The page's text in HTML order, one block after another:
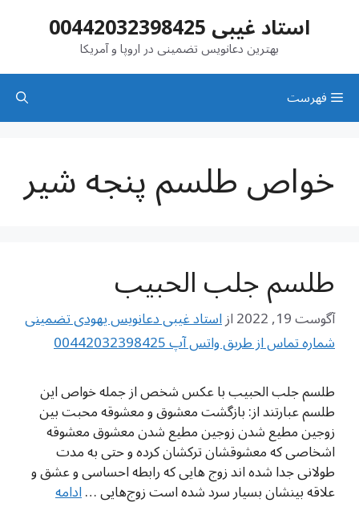
استاد غیبی 00442032398425
بهترین دعانویس تضمینی در اروپا و آمریکا
فهرست
خواص طلسم پنجه شیر
طلسم جلب الحبیب
آگوست 19, 2022 ازاستاد غیبی دعانویس یهودی تضمینی
شماره تماس از طریق واتس آپ 00442032398425
طلسم جلب الحبیب با عکس شخص از جمله خواص این
طلسم عبارتند از: بازگشت معشوق و معشوقه محبت بین
زوجین مطیع شدن زوجین مطیع شدن معشوق معشوقه
اشخاصی که معشوقشان ترکشان کرده و حتی به مدت
طولانی جدا شده اند زوج هایی که رابطه احساسی و عشق و
علاقه بینشان بسیار سرد شده است زوج‌هایی …ادامه